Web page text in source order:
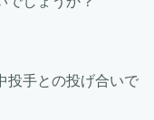
投手との投げ合いで